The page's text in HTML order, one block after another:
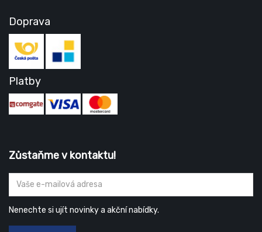
Doprava
Platby
Zůstaňme v kontaktu!
Nenechte si ujít novinky a akční nabídky.